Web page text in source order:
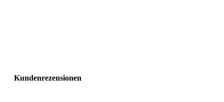
Kundenrezensionen